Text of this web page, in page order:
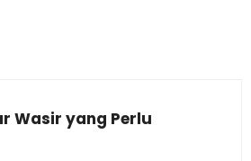
Wasir yang Perlu